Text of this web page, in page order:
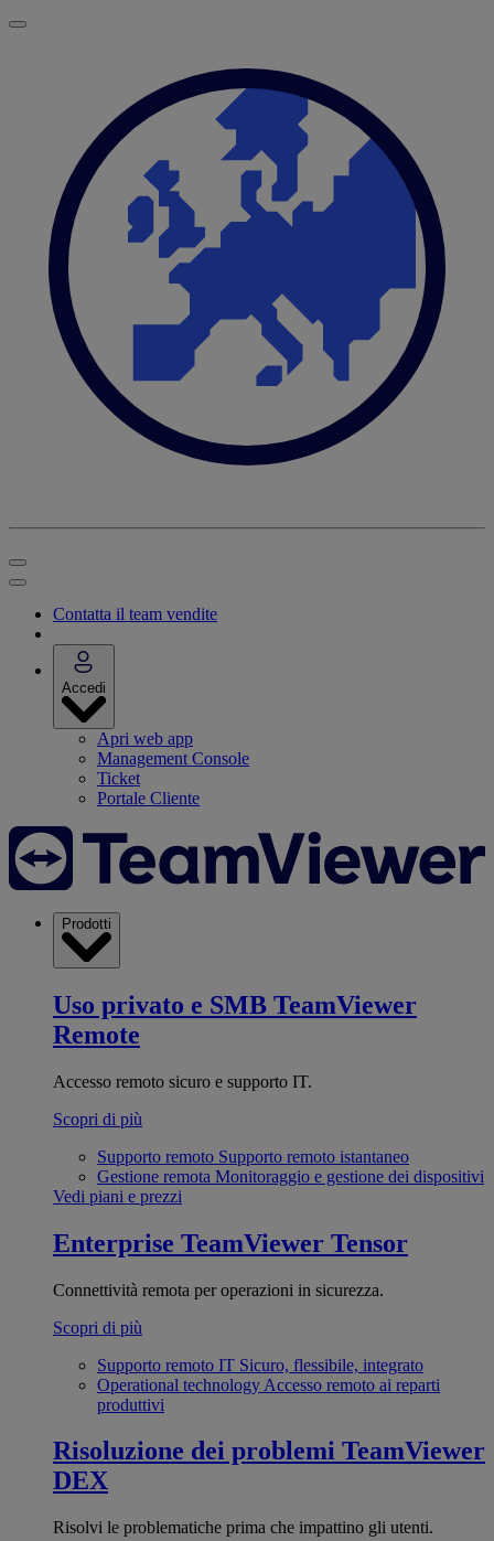
Contatta il team vendite
Accedi
Apri web app
Management Console
Ticket
Portale Cliente
Prodotti
Uso privato e SMB TeamViewer
Remote
Accesso remoto sicuro e supporto IT.
Scopri di più
Supporto remoto Supporto remoto istantaneo
Gestione remota Monitoraggio e gestione dei dispositivi
Vedi piani e prezzi
Enterprise TeamViewer Tensor
Connettività remota per operazioni in sicurezza.
Scopri di più
Supporto remoto IT Sicuro, flessibile, integrato
Operational technology Accesso remoto ai reparti
produttivi
Risoluzione dei problemi TeamViewer
DEX
Risolvi le problematiche prima che impattino gli utenti.